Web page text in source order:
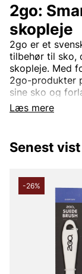
Læs mere
2go:
skopleje
2go er et
tilbehør til sko,
skopleje. Med
2go-produkter
sine sko og
plejemarkedet.
effektive
planeten.
udformet for
give langvarig
Alsidige
2gos
skoinlæg og
Senest vist
-26%